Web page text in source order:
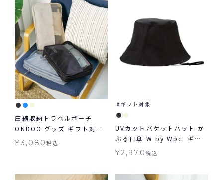
圧縮収納トラベルポーチ
ONDOO グッズ ギフト対象
≪メール便対象≫
¥3,080税込
ギフト対象
UVカットバケットハット か
ぶる日傘 W by Wpc. ギフ
ト対象 帽子 グッズ ≪メール
¥2,970 税込